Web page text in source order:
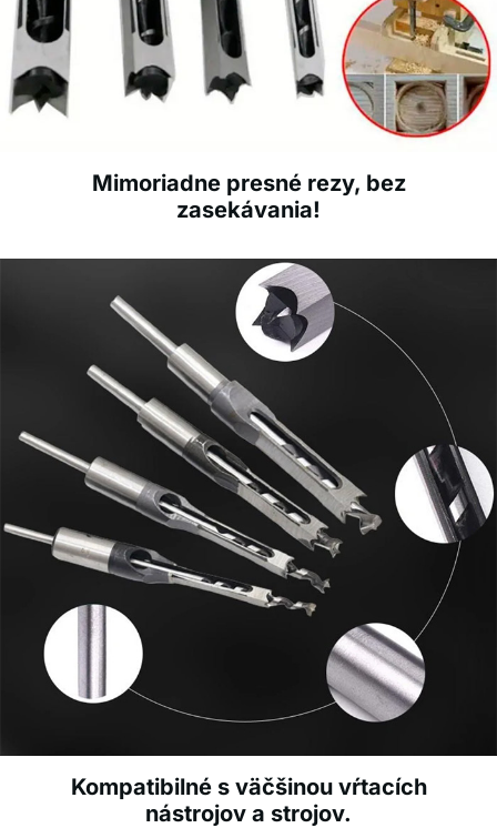
Mimoriadne presné rezy, bez
zasekávania!
Kompatibilné s väčšinou vŕtacích
nástrojov a strojov.